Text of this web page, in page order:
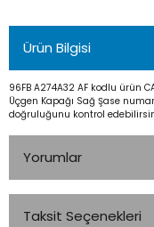
Ürün Bilgisi
96FB A274A32 AF kodlu ürün
Üçgen Kapağı Sağ Şase
doğruluğunu kontrol
Yorumlar
Taksit Seçenekleri